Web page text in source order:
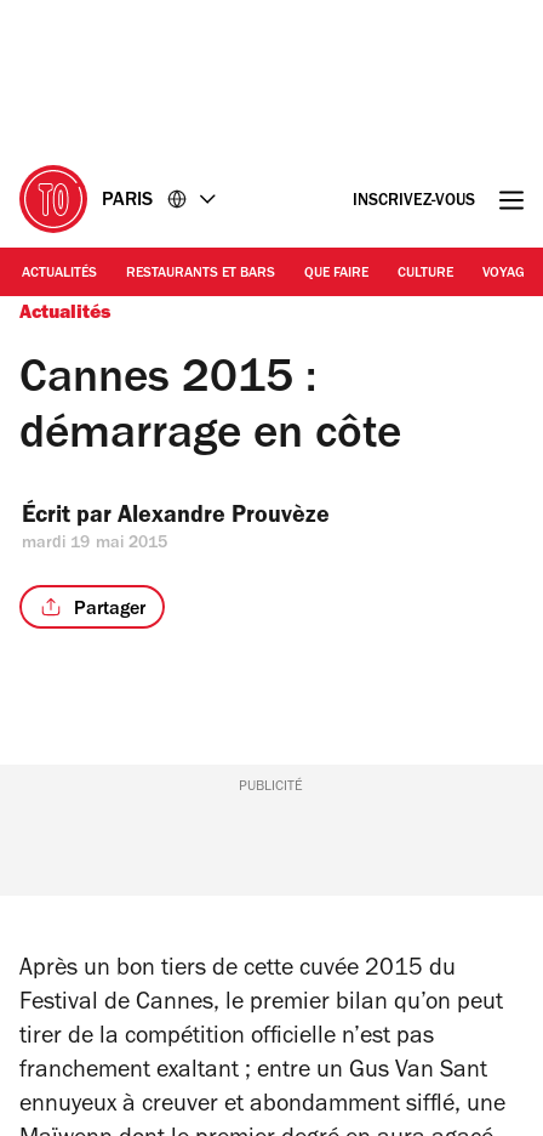
PARIS INSCRIVEZ-VOUS
ACTUALITÉS RESTAURANTS ET BARS QUE FAIRE CULTURE VOYAGE
Actualités
Cannes 2015 :
démarrage en côte
Écrit par Alexandre Prouvèze
mardi 19 mai 2015
Partager
PUBLICITÉ
Après un bon tiers de cette cuvée 2015 du
Festival de Cannes, le premier bilan qu’on peut
tirer de la compétition officielle n’est pas
franchement exaltant ; entre un Gus Van Sant
ennuyeux à creuver et abondamment sifflé, une